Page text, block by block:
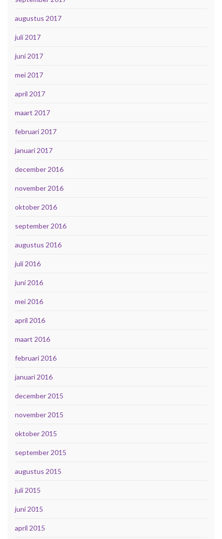
augustus 2017
juli 2017
juni 2017
mei 2017
april 2017
maart 2017
februari 2017
januari 2017
december 2016
november 2016
oktober 2016
september 2016
augustus 2016
juli 2016
juni 2016
mei 2016
april 2016
maart 2016
februari 2016
januari 2016
december 2015
november 2015
oktober 2015
september 2015
augustus 2015
juli 2015
juni 2015
april 2015